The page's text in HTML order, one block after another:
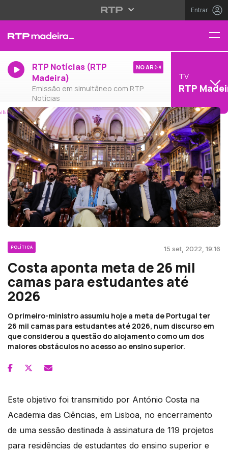
Entrar
RTP Notícias (RTP
Madeira)
Emissão em simultâneo com RTP
Notícias
NO AR
TV
RTP
POLÍTICA 15 set, 2022, 19:16
Costa aponta meta de 26 mil
camas para estudantes até
2026
O primeiro-ministro assumiu hoje a meta de Portugal ter
26 mil camas para estudantes até 2026, num discurso em
que considerou a questão do alojamento como um dos
maiores obstáculos no acesso ao ensino superior.
Este objetivo foi transmitido por António Costa na
Academia das Ciências, em Lisboa, no encerramento
de uma sessão destinada à assinatura de 119 projetos
para residências de estudantes do ensino superior e